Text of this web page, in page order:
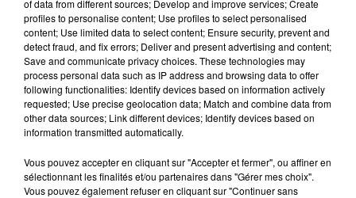
Le Duel - Gagnez votre balade
en jet ski !
of data from different sources; Develop and improve services; Create
profiles to personalise content; Use profiles to select personalised
content; Use limited data to select content; Ensure security, prevent and
detect fraud, and fix errors; Deliver and present advertising and content;
Save and communicate privacy choices. These technologies may
process personal data such as IP address and browsing data to offer
following functionalities: Identify devices based on information actively
requested; Use precise geolocation data; Match and combine data from
other data sources; Link different devices; Identify devices based on
information transmitted automatically.
Vous pouvez accepter en cliquant sur "Accepter et fermer", ou affiner en
sélectionnant les finalités et/ou partenaires dans "Gérer mes choix".
Vous pouvez également refuser en cliquant sur "Continuer sans